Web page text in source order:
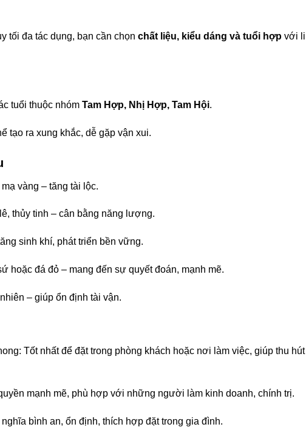
tối đa tác dụng, bạn cần chọn chất liệu, kiểu dáng và tuổi hợp với
tuổi thuộc nhóm Tam Hợp, Nhị Hợp, Tam Hội.
tạo ra xung khắc, dễ gặp vận xui.
vàng – tăng tài lộc.
thủy tinh – cân bằng năng lượng.
sinh khí, phát triển bền vững.
hoặc đá đỏ – mang đến sự quyết đoán, mạnh mẽ.
– giúp ổn định tài vận.
Tốt nhất để đặt trong phòng khách hoặc nơi làm việc, giúp thu hút
mạnh mẽ, phù hợp với những người làm kinh doanh, chính trị.
bình an, ổn định, thích hợp đặt trong gia đình.